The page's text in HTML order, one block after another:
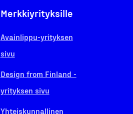
Merkkiyrityksille
Avainlippu-yrityksen
sivu
Design from Finland -
yrityksen sivu
Yhteiskunnallinen